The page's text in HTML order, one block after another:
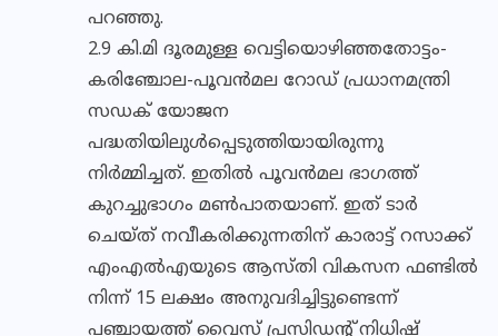
പറഞ്ഞു.
2.9 കി.മി ദൂരമുള്ള വെട്ടിയൊഴിഞ്ഞതോട്ടം-
കരിഞ്ചോല-പൂവന്‍മല റോഡ് പ്രധാനമന്ത്രി
സഡക് യോജന
പദ്ധതിയിലുള്‍പ്പെടുത്തിയായിരുന്നു
നിര്‍മ്മിച്ചത്. ഇതില്‍ പൂവന്‍മല ഭാഗത്ത്
കുറച്ചുഭാഗം മണ്‍പാതയാണ്. ഇത് ടാര്‍
ചെയ്ത് നവീകരിക്കുന്നതിന് കാരാട്ട് റസാക്ക്
എംഎല്‍എയുടെ ആസ്തി വികസന ഫണ്ടില്‍
നിന്ന് 15 ലക്ഷം അനുവദിച്ചിട്ടുണ്ടെന്ന്
പഞ്ചായത്ത് വൈസ് പ്രസിഡന്റ് നിധിഷ്